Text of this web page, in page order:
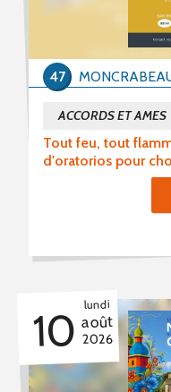
Tout feu, tout
d'oratorios pour
ACCORDS ET AMES
47
lundi
10 août
2026